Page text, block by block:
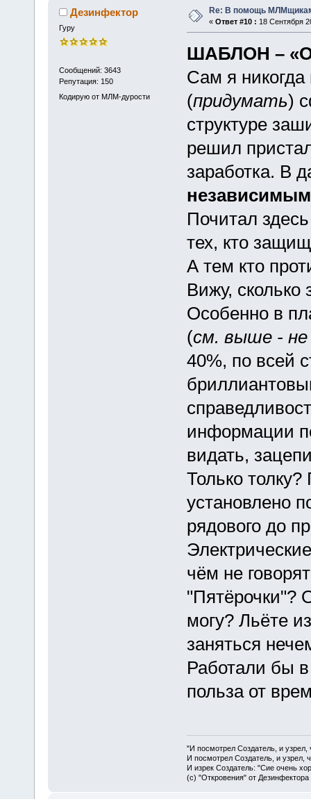
Дезинфектор
Гуру
Сообщений: 3643
Репутация: 150
Кодирую от МЛМ-дурости
Re: В помощь
« Ответ #10 : 18 Сентября
ШАБЛОН –
Сам я
(придумать)
структуре
решил
заработка. В
Почитал
тех, кто
А тем кто
Вижу, сколько
Особенно в
(см. выше -
40%, по всей
информации
видать,
Только
установлено
рядового до
чём не
"Пятёрочки"?
могу? Льёте
заняться
Работали бы
польза от
"И посмотрел Создатель, и
И посмотрел Создатель, и узрел,
И изрек Создатель: "Сие очень
(с) "Откровения" от Дезинфектора